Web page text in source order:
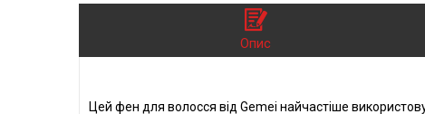
Опис
Цей фен для волосся від Gemei найчастіше